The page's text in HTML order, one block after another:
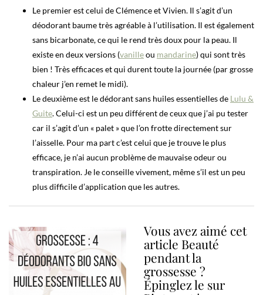
Le premier est celui de Clémence et Vivien. Il s’agit d’un
déodorant baume très agréable à l’utilisation. Il est également
sans bicarbonate, ce qui le rend très doux pour la peau. Il
existe en deux versions (vanilleou mandarine) qui sont très
bien ! Très efficaces et qui durent toute la journée (par grosse
chaleur j’en remet le midi).
Le deuxième est le dédorant sans huiles essentielles de Lulu &
Guite. Celui-ci est un peu différent de ceux que j’ai pu tester
car il s’agit d’un « palet » que l’on frotte directement sur
l’aisselle. Pour ma part c’est celui que je trouve le plus
efficace, je n’ai aucun problème de mauvaise odeur ou
transpiration. Je le conseille vivement, même s’il est un peu
plus difficile d’application que les autres.
Vous avez aimé cet
article Beauté
pendant la
grossesse ?
Épinglez le sur